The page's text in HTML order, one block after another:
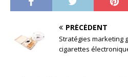
PRÉCÉDENT
Stratégies marketing
cigarettes